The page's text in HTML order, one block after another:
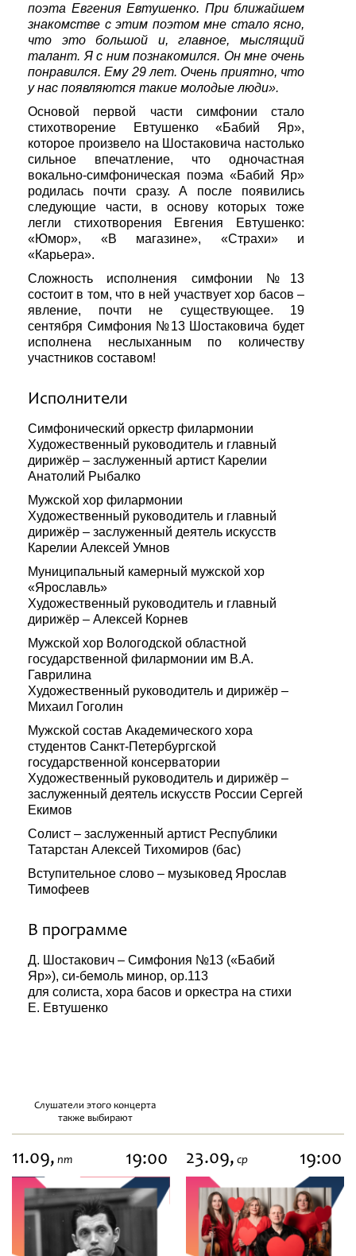
поэта Евгения Евтушенко. При ближайшем
знакомстве с этим поэтом мне стало ясно,
что это большой и, главное, мыслящий
талант. Я с ним познакомился. Он мне очень
понравился. Ему 29 лет. Очень приятно, что
у нас появляются такие молодые люди».
Основой первой части симфонии стало
стихотворение Евтушенко «Бабий Яр»,
которое произвело на Шостаковича настолько
сильное впечатление, что одночастная
вокально-симфоническая поэма «Бабий Яр»
родилась почти сразу. А после появились
следующие части, в основу которых тоже
легли стихотворения Евгения Евтушенко:
«Юмор», «В магазине», «Страхи» и
«Карьера».
Сложность исполнения симфонии №13
состоит в том, что в ней участвует хор басов –
явление, почти не существующее. 19
сентября Симфония №13 Шостаковича будет
исполнена неслыханным по количеству
участников составом!
Исполнители
Симфонический оркестр филармонии
Художественный руководитель и главный
дирижёр – заслуженный артист Карелии
Анатолий Рыбалко
Мужской хор филармонии
Художественный руководитель и главный
дирижёр – заслуженный деятель искусств
Карелии Алексей Умнов
Муниципальный камерный мужской хор
«Ярославль»
Художественный руководитель и главный
дирижёр – Алексей Корнев
Мужской хор Вологодской областной
государственной филармонии им В.А.
Гаврилина
Художественный руководитель и дирижёр –
Михаил Гоголин
Мужской состав Академического хора
студентов Санкт-Петербургской
государственной консерватории
Художественный руководитель и дирижёр –
заслуженный деятель искусств России Сергей
Екимов
Солист – заслуженный артист Республики
Татарстан Алексей Тихомиров (бас)
Вступительное слово – музыковед Ярослав
Тимофеев
В программе
Д. Шостакович – Симфония №13 («Бабий
Яр»), си-бемоль минор, ор.113
для солиста, хора басов и оркестра на стихи
Е. Евтушенко
Слушатели этого концерта
также выбирают
11.09, пт 19:00 23.09, ср 19:00